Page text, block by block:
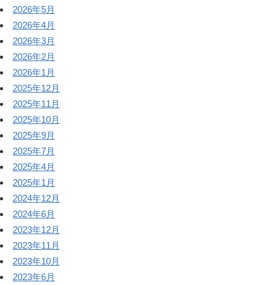
2026年5月
2026年4月
2026年3月
2026年2月
2026年1月
2025年12月
2025年11月
2025年10月
2025年9月
2025年7月
2025年4月
2025年1月
2024年12月
2024年6月
2023年12月
2023年11月
2023年10月
2023年6月